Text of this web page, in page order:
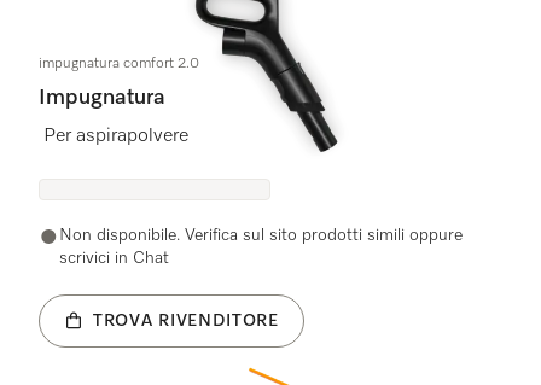
impugnatura comfort 2.0
Impugnatura
Per aspirapolvere
Non disponibile. Verifica sul sito prodotti simili oppure
scrivici in Chat
TROVA RIVENDITORE